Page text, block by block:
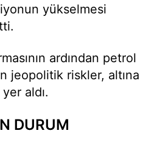
yükselmesi
ardından petrol
jeopolitik riskler, altına
aldı.
DURUM